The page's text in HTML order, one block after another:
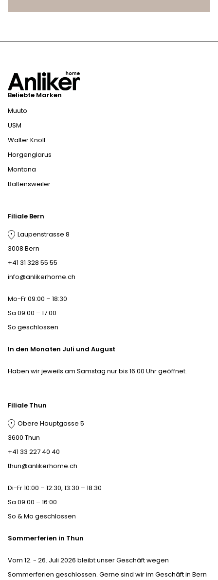
Beliebte Marken
Muuto
USM
Walter Knoll
Horgenglarus
Montana
Baltensweiler
Filiale Bern
Laupenstrasse 8
3008 Bern
+41 31 328 55 55
info@anlikerhome.ch
Mo-Fr 09:00 – 18:30
Sa 09:00 – 17:00
So geschlossen
In den Monaten Juli und August
Haben wir jeweils am Samstag nur bis 16.00 Uhr geöffnet.
Filiale Thun
Obere Hauptgasse 5
3600 Thun
+41 33 227 40 40
thun@anlikerhome.ch
Di-Fr 10:00 – 12:30, 13:30 – 18:30
Sa 09:00 – 16:00
So & Mo geschlossen
Sommerferien in Thun
Vom 12. - 26. Juli 2026 bleibt unser Geschäft wegen
Sommerferien geschlossen. Gerne sind wir im Geschäft in Bern